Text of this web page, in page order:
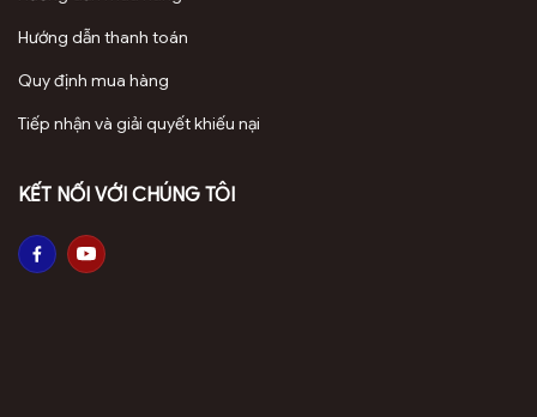
Hướng dẫn thanh toán
Quy định mua hàng
Tiếp nhận và giải quyết khiếu nại
KẾT NỐI VỚI CHÚNG TÔI